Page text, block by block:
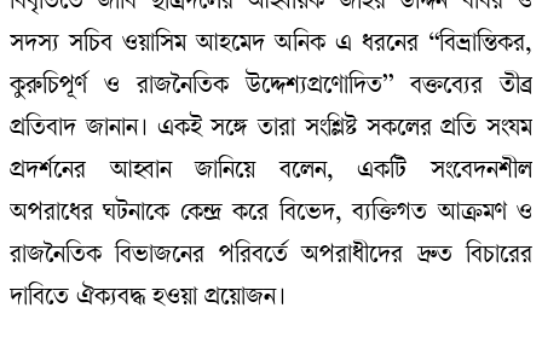
সদস্য সচিব ওয়াসিম আহমেদ অনিক এ ধরনের “বিভ্রান্তিকর,
কুরুচিপূর্ণ ও রাজনৈতিক উদ্দেশ্যপ্রণোদিত” বক্তব্যের তীব্র
প্রতিবাদ জানান। একই সঙ্গে তারা সংশ্লিষ্ট সকলের প্রতি সংযম
প্রদর্শনের আহ্বান জানিয়ে বলেন, একটি সংবেদনশীল
অপরাধের ঘটনাকে কেন্দ্র করে বিভেদ, ব্যক্তিগত আক্রমণ ও
রাজনৈতিক বিভাজনের পরিবর্তে অপরাধীদের দ্রুত বিচারের
দাবিতে ঐক্যবদ্ধ হওয়া প্রয়োজন।